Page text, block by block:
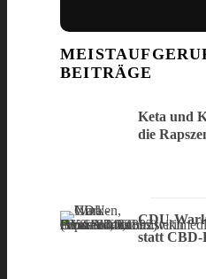
BEITRÄGE
Keta und
die
CDU-
statt CBD-